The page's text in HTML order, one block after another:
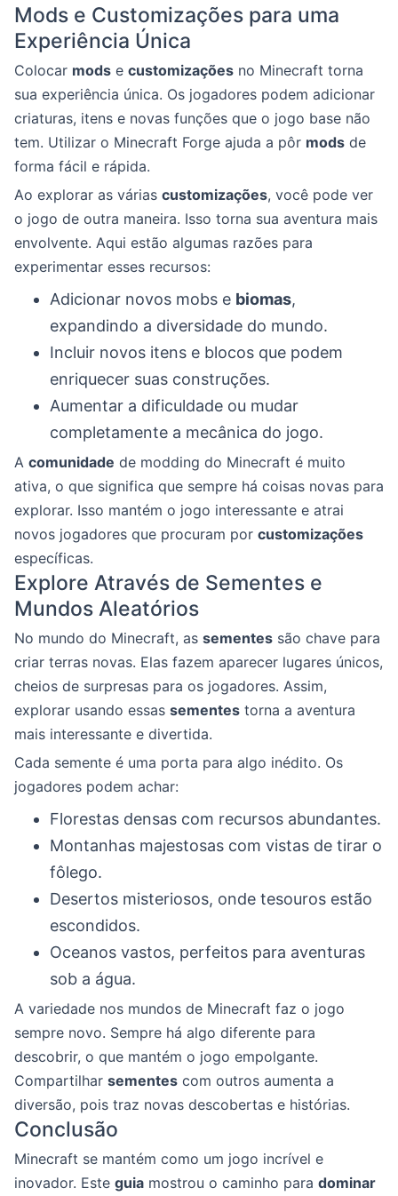
Mods e Customizações para uma
Experiência Única
Colocar mods e customizações no Minecraft torna
sua experiência única. Os jogadores podem adicionar
criaturas, itens e novas funções que o jogo base não
tem. Utilizar o Minecraft Forge ajuda a pôr mods de
forma fácil e rápida.
Ao explorar as várias customizações, você pode ver
o jogo de outra maneira. Isso torna sua aventura mais
envolvente. Aqui estão algumas razões para
experimentar esses recursos:
Adicionar novos mobs e biomas,
expandindo a diversidade do mundo.
Incluir novos itens e blocos que podem
enriquecer suas construções.
Aumentar a dificuldade ou mudar
completamente a mecânica do jogo.
A comunidade de modding do Minecraft é muito
ativa, o que significa que sempre há coisas novas para
explorar. Isso mantém o jogo interessante e atrai
novos jogadores que procuram por customizações
específicas.
Explore Através de Sementes e
Mundos Aleatórios
No mundo do Minecraft, as sementes são chave para
criar terras novas. Elas fazem aparecer lugares únicos,
cheios de surpresas para os jogadores. Assim,
explorar usando essas sementes torna a aventura
mais interessante e divertida.
Cada semente é uma porta para algo inédito. Os
jogadores podem achar:
Florestas densas com recursos abundantes.
Montanhas majestosas com vistas de tirar o
fôlego.
Desertos misteriosos, onde tesouros estão
escondidos.
Oceanos vastos, perfeitos para aventuras
sob a água.
A variedade nos mundos de Minecraft faz o jogo
sempre novo. Sempre há algo diferente para
descobrir, o que mantém o jogo empolgante.
Compartilhar sementes com outros aumenta a
diversão, pois traz novas descobertas e histórias.
Conclusão
Minecraft se mantém como um jogo incrível e
inovador. Este guia mostrou o caminho para dominar